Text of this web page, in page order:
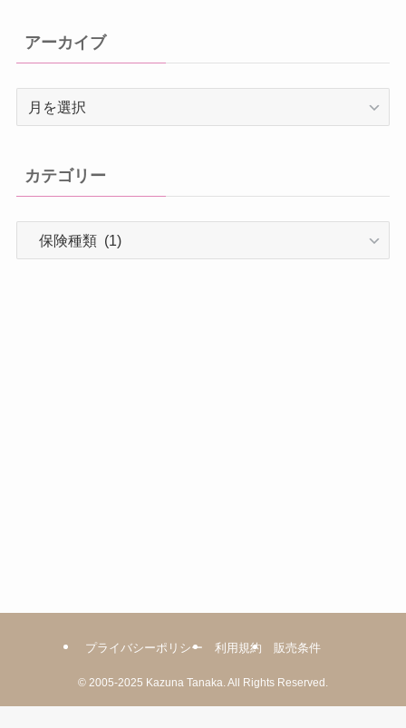
アーカイブ
ブ
カテゴリー
プライバシーポリシー 利用規約 販売条件
© 2005-2025 Kazuna Tanaka.All Rights Reserved.